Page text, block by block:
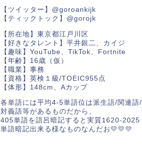
【ツイッター】@goroankijk
【ティックトック】@gorojk
【所在地】東京都江戸川区
【好きなタレント】平井銀二、カイジ
【趣味】YouTube、TikTok、Fortnite
【年齢】16歳（仮）
【職業】事務
【資格】英検１級/TOEIC955点
【体形】148cm、Aカップ
各単語には平均4-5単語位は派生語/関連語/
対義語等があるものだから、
405単語を語呂暗記すると実質1620-2025
単語暗記出来る様なものなんだお💛💛💛